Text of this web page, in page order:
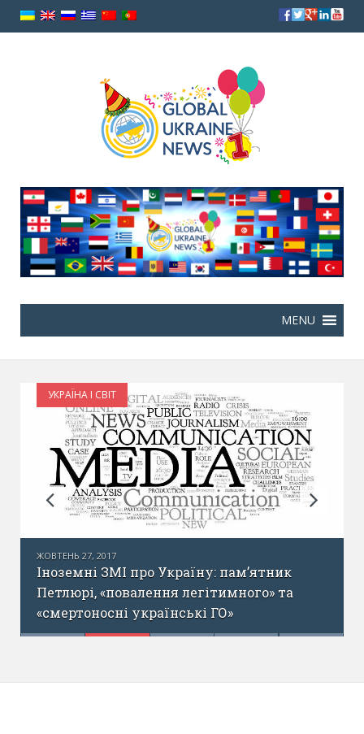
УКРАЇНА І СВІТ
ЖОВТЕНЬ 27, 2017
Іноземні ЗМІ про Україну: пам’ятник
Петлюрі, «повалення легітимного» та
«смертоносні українські ГО»